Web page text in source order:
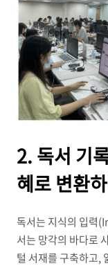
2. 독서 기
혜로 변환
독서는 지식의 입력
서는 망각의 바다로
털 서재를 구축하고,